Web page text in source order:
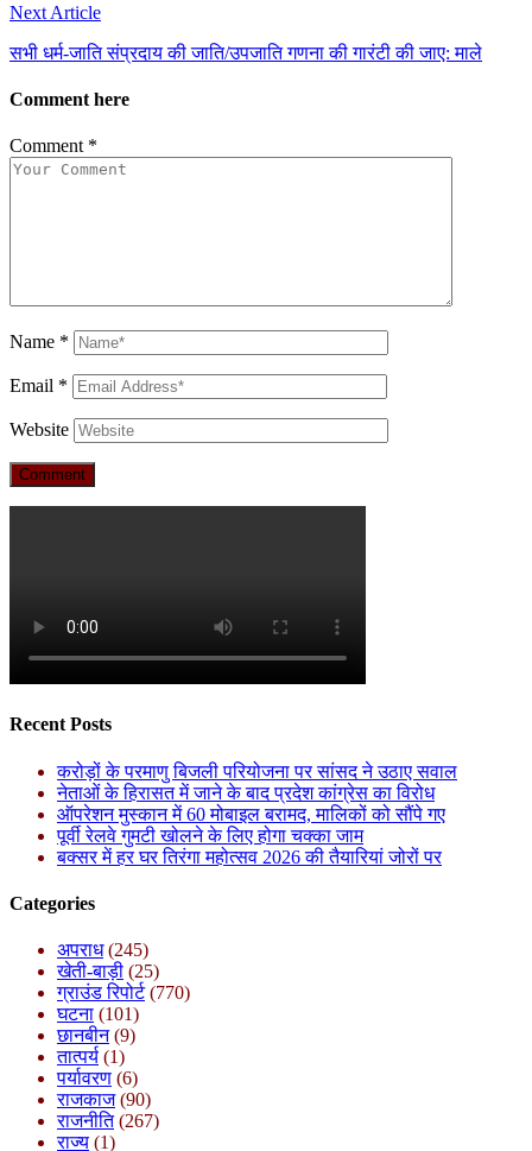
Next Article
सभी धर्म-जाति संप्रदाय की जाति/उपजाति गणना की गारंटी की जाए: माले
Comment here
Comment *
Name *
Email *
Website
Recent Posts
करोड़ों के परमाणु बिजली परियोजना पर सांसद ने उठाए सवाल
नेताओं के हिरासत में जाने के बाद प्रदेश कांग्रेस का विरोध
ऑपरेशन मुस्कान में 60 मोबाइल बरामद, मालिकों को सौंपे गए
पूर्वी रेलवे गुमटी खोलने के लिए होगा चक्का जाम
बक्सर में हर घर तिरंगा महोत्सव 2026 की तैयारियां जोरों पर
Categories
अपराध(245)
खेती-बाड़ी (25)
ग्राउंड रिपोर्ट(770)
घटना (101)
छानबीन(9)
तात्पर्य (1)
पर्यावरण (6)
राजकाज(90)
राजनीति(267)
राज्य (1)